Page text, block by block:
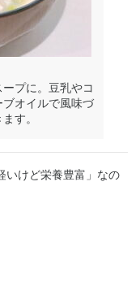
プに。豆乳やコ
オイルで風味づ
す。
いけど栄養豊富」なの